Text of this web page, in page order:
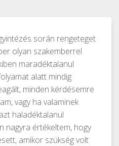
során rengeteget
olyan szakemberrel
maradéktalanul
alatt mindig
minden kérdésemre
vagy ha valaminek
haladéktalanul
nagyra értékeltem, hogy
amikor szükség volt